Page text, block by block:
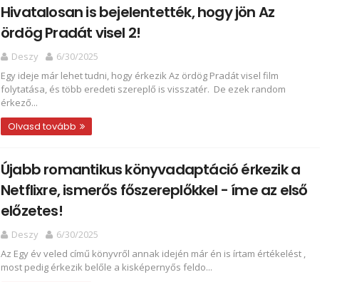
Hivatalosan is bejelentették, hogy jön Az
ördög Pradát visel 2!
Deszy
6/30/2025
Egy ideje már lehet tudni, hogy érkezik Az ördög Pradát visel film
folytatása, és több eredeti szereplő is visszatér. De ezek random
érkező...
Olvasd tovább
Újabb romantikus könyvadaptáció érkezik a
Netflixre, ismerős főszereplőkkel - íme az első
előzetes!
Deszy
6/30/2025
Az Egy év veled című könyvről annak idején már én is írtam értékelést ,
most pedig érkezik belőle a kisképernyős feldo...